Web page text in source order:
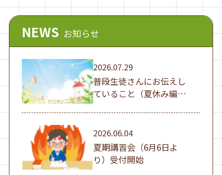
NEWS お知らせ
2026.07.29
普段生徒さんにお伝えし
ていること（夏休み編
①）
2026.06.04
夏期講習会（6月6日よ
り）受付開始